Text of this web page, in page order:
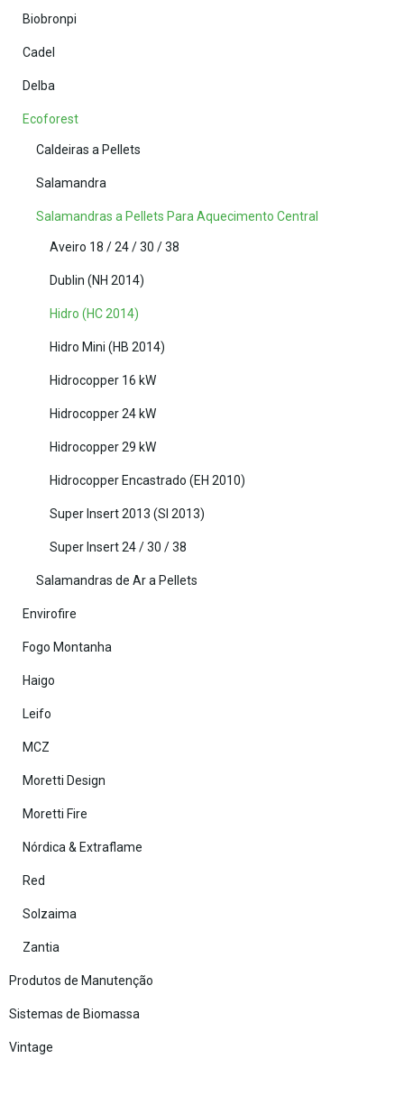
Biobronpi
Cadel
Delba
Ecoforest
Caldeiras a Pellets
Salamandra
Salamandras a Pellets Para Aquecimento Central
Aveiro 18 / 24 / 30 / 38
Dublin (NH 2014)
Hidro (HC 2014)
Hidro Mini (HB 2014)
Hidrocopper 16 kW
Hidrocopper 24 kW
Hidrocopper 29 kW
Hidrocopper Encastrado (EH 2010)
Super Insert 2013 (SI 2013)
Super Insert 24 / 30 / 38
Salamandras de Ar a Pellets
Envirofire
Fogo Montanha
Haigo
Leifo
MCZ
Moretti Design
Moretti Fire
Nórdica & Extraflame
Red
Solzaima
Zantia
Produtos de Manutenção
Sistemas de Biomassa
Vintage